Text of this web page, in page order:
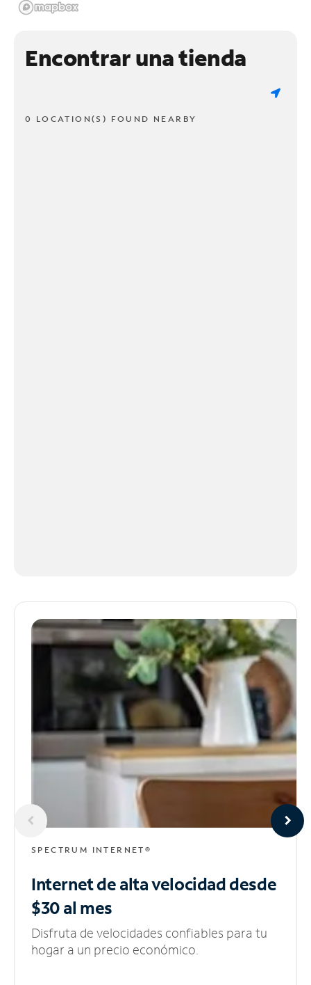
Encontrar una tienda
0 LOCATION(S) FOUND NEARBY
SPECTRUM INTERNET®
Internet de alta velocidaddesde
$30 al mes
Disfruta de velocidades confiables para tu
hogar a un precio económico.